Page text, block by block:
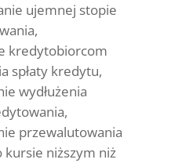
ujemnej stopie
kredytobiorcom
spłaty kredytu,
wydłużenia
przewalutowania
niższym niż